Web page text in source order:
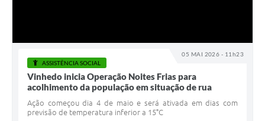
05 MAI 2026 - 11h23
ASSISTÊNCIA SOCIAL
Vinhedo inicia Operação Noites Frias para
acolhimento da população em situação de rua
Ação começou dia 4 de maio e será ativada em dias com
previsão de temperatura inferior a 15°C